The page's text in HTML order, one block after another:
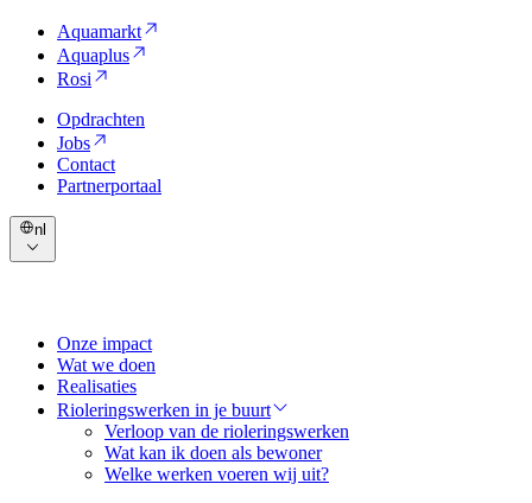
Aquamarkt
Aquaplus
Rosi
Opdrachten
Jobs
Contact
Partnerportaal
nl
Onze impact
Wat we doen
Realisaties
Rioleringswerken in je buurt
Verloop van de rioleringswerken
Wat kan ik doen als bewoner
Welke werken voeren wij uit?